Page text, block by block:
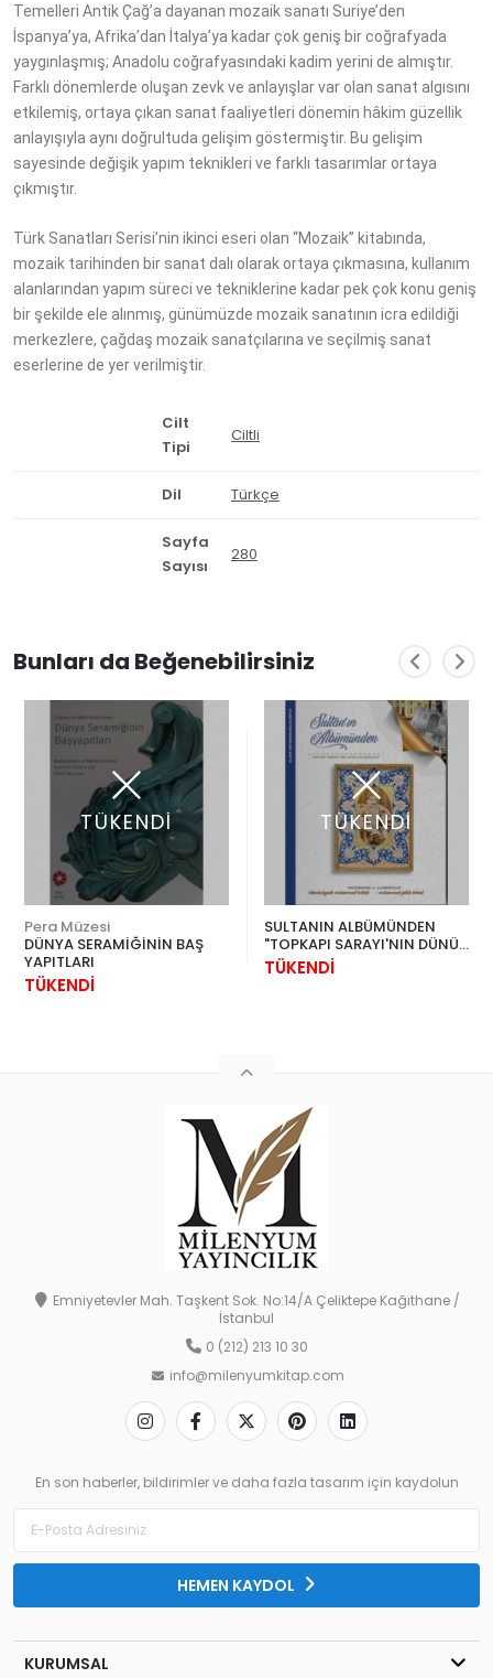
Temelleri Antik Çağ’a dayanan mozaik sanatı Suriye’den
İspanya’ya, Afrika’dan İtalya’ya kadar çok geniş bir coğrafyada
yaygınlaşmış; Anadolu coğrafyasındaki kadim yerini de almıştır.
Farklı dönemlerde oluşan zevk ve anlayışlar var olan sanat algısını
etkilemiş, ortaya çıkan sanat faaliyetleri dönemin hâkim güzellik
anlayışıyla aynı doğrultuda gelişim göstermiştir. Bu gelişim
sayesinde değişik yapım teknikleri ve farklı tasarımlar ortaya
çıkmıştır.
Türk Sanatları Serisi’nin ikinci eseri olan “Mozaik” kitabında,
mozaik tarihinden bir sanat dalı olarak ortaya çıkmasına, kullanım
alanlarından yapım süreci ve tekniklerine kadar pek çok konu geniş
bir şekilde ele alınmış, günümüzde mozaik sanatının icra edildiği
merkezlere, çağdaş mozaik sanatçılarına ve seçilmiş sanat
eserlerine de yer verilmiştir.
Cilt
Tipi
Ciltli
Dil Türkçe
Sayfa
Sayısı
280
Bunları da Beğenebilirsiniz
TÜKENDİ
Pera Müzesi
DÜNYA SERAMİĞİNİN BAŞ
YAPITLARI
TÜKENDİ
TÜKENDİ
SULTANIN ALBÜMÜNDEN
"TOPKAPI SARAYI'NIN DÜNÜ
VE BUGÜNÜ"
TÜKENDİ
Emniyetevler Mah. Taşkent Sok. No:14/A Çeliktepe Kağıthane /
İstanbul
0 (212) 213 10 30
info@milenyumkitap.com
En son haberler, bildirimler ve daha fazla tasarım için kaydolun
HEMEN KAYDOL
KURUMSAL